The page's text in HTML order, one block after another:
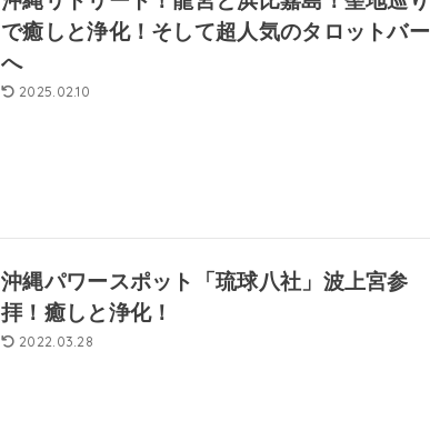
で癒しと浄化！そして超人気のタロットバー
へ
2025.02.10
沖縄パワースポット「琉球八社」波上宮参
拝！癒しと浄化！
2022.03.28